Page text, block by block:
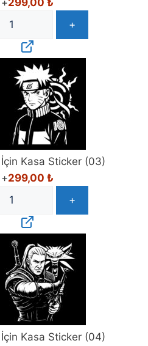
+299,00 ₺
+
Kasa Sticker (03)
+299,00 ₺
+
Kasa Sticker (04)